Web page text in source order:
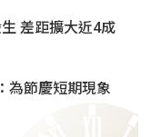
差距擴大近4成
為節慶短期現象